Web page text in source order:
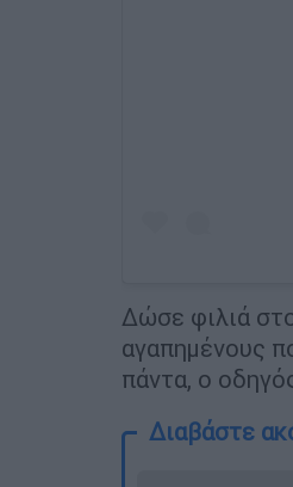
Δώσε φιλιά
αγαπημένους
πάντα, ο
Διαβάστε